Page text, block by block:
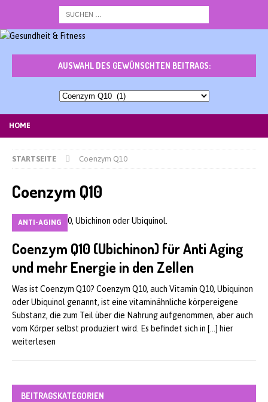
AUSWAHL DES GEWÜNSCHTEN BEITRAGS:
Auswahl
HOME
STARTSEITE Coenzym Q10
Coenzym Q10
ANTI-AGING
Coenzym Q10 (Ubichinon) für Anti Aging
und mehr Energie in den Zellen
Was ist Coenzym Q10? Coenzym Q10, auch Vitamin Q10, Ubiquinon
oder Ubiquinol genannt, ist eine vitaminähnliche körpereigene
Substanz, die zum Teil über die Nahrung aufgenommen, aber auch
vom Körper selbst produziert wird. Es befindet sich in […] hier
weiterlesen
BEITRAGSKATEGORIEN